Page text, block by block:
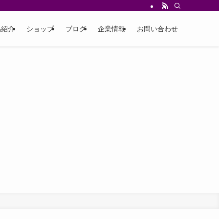
介 ショップ ブログ 企業情報 お問い合わせ